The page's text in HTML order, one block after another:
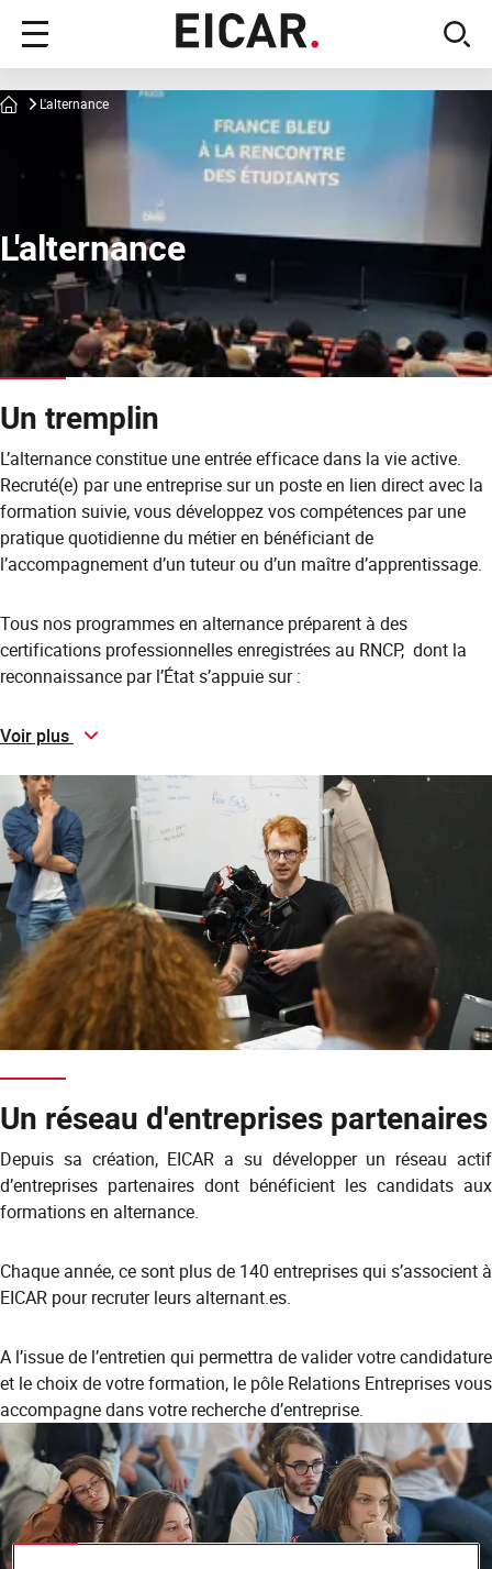
Menu
principal
AccueilL'alternance
L'alternance
Un tremplin
L’alternance constitue une entrée efficace dans la vie active.
Recruté(e) par une entreprise sur un poste en lien direct avec la
formation suivie, vous développez vos compétences par une
pratique quotidienne du métier en bénéficiant de
l’accompagnement d’un tuteur ou d’un maître d’apprentissage.
Tous nos programmes en alternance préparent à des
certifications professionnelles enregistrées au RNCP, dont la
reconnaissance par l’État s’appuie sur :
Voir plus
Un réseau d'entreprises partenaires
Depuis sa création, EICAR a su développer un réseau actif
d’entreprises partenaires dont bénéficient les candidats aux
formations en alternance.
Chaque année, ce sont plus de 140 entreprises qui s’associent à
EICAR pour recruter leurs alternant.es.
A l’issue de l’entretien qui permettra de valider votre candidature
et le choix de votre formation, le pôle Relations Entreprises vous
accompagne dans votre recherche d’entreprise.